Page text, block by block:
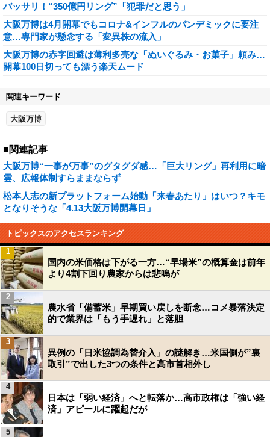
バッサリ！“350億円リング”「犯罪だと思う」
大阪万博は4月開幕でもコロナ&インフルのパンデミックに要注
意…専門家が懸念する「変異株の流入」
大阪万博の赤字回避は薄利多売な「ぬいぐるみ・お菓子」頼み…
開幕100日切っても漂う楽天ムード
関連キーワード
大阪万博
■関連記事
大阪万博“一事が万事”のグタグダ感…「巨大リング」再利用に暗
雲、広報体制すらままならず
松本人志の新プラットフォーム始動「来春あたり」はいつ？キモ
となりそうな「4.13大阪万博開幕日」
トピックスのアクセスランキング
国内の米価格は下がる一方…“早場米”の概算金は前年
より4割下回り農家からは悲鳴が
1
農水省「備蓄米」早期買い戻しを断念…コメ暴落決定
的で業界は「もう手遅れ」と落胆
2
異例の「日米協調為替介入」の謎解き…米国側が”裏
取引”で出した3つの条件と高市首相外し
3
日本は「弱い経済」へと転落か…高市政権は「強い経
済」アピールに躍起だが
4
5